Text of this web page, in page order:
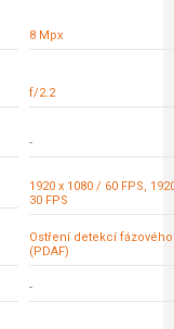
8 Mpx
f/2.2
-
1920 x 1080 / 60 FPS,
30 FPS
Ostření detekcí
(PDAF)
-